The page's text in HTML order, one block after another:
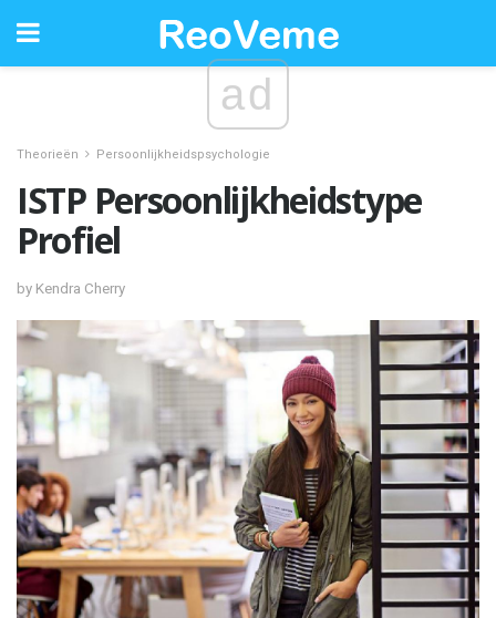
ad
Theorieën Persoonlijkheidspsychologie
ISTP Persoonlijkheidstype
Profiel
by Kendra Cherry